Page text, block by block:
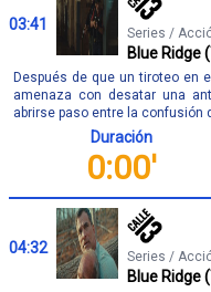
03:41 Series /
Blue Ridge
Después de que un tiroteo en
amenaza con desatar una
abrirse paso entre la confusión
Duración
0:00'
04:32 Series /
Blue Ridge